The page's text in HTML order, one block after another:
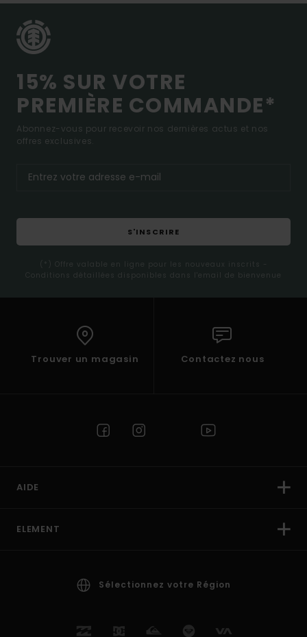
15% SUR VOTRE
PREMIÈRE COMMANDE*
Abonnez-vous pour recevoir nos dernières actus et nos
offres exclusives.
S'INSCRIRE
(*) Offre valable en ligne pour les nouveaux inscrits -
Conditions détaillées disponibles dans l'email de bienvenue
Trouver un magasin Contactez nous
AIDE
ELEMENT
Sélectionnez votre Région